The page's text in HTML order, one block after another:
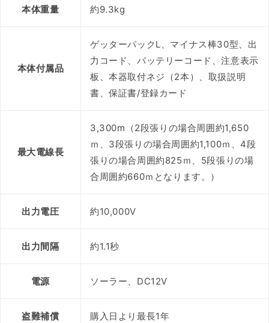
本体重量 約9.3kg
本体付属品
ゲッターパックL、マイナス棒30型、出
力コード、バッテリーコード、注意表示
板、本器取付ネジ（2本）、取扱説明
書、保証書/登録カード
最大電線長
3,300m（2段張りの場合周囲約1,650
ｍ、3段張りの場合周囲約1,100ｍ、4段
張りの場合周囲約825ｍ、5段張りの場
合周囲約660ｍとなります。）
出力電圧 約10,000V
出力間隔 約1.1秒
電源 ソーラー、DC12V
盗難補償 購入日より最長1年